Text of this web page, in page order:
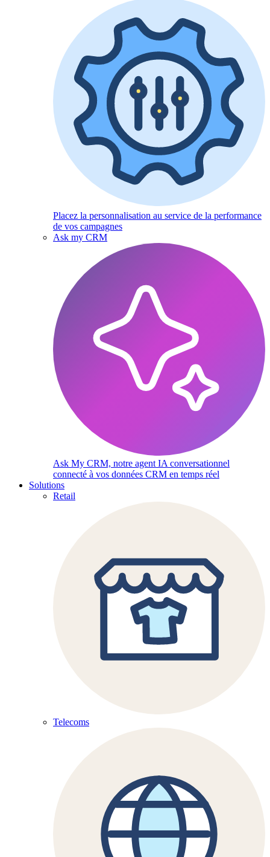
Placez la personnalisation au service de la performance
de vos campagnes
Ask my CRM
Ask My CRM, notre agent IA conversationnel
connecté à vos données CRM en temps réel
Solutions
Retail
Telecoms